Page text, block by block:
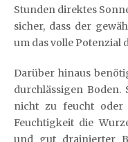
Stunden direktes
sicher, dass der
um das volle Potenzial
Darüber hinaus
durchlässigen Boden.
nicht zu feucht oder
Feuchtigkeit die
und gut drainierter